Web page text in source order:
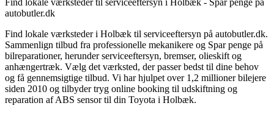
autobutler.dk
Find lokale værksteder i Holbæk til serviceeftersyn på autobutler.dk.
Sammenlign tilbud fra professionelle mekanikere og Spar penge på
bilreparationer, herunder serviceeftersyn, bremser, olieskift og
anhængertræk. Vælg det værksted, der passer bedst til dine behov
og få gennemsigtige tilbud. Vi har hjulpet over 1,2 millioner bilejere
siden 2010 og tilbyder tryg online booking til udskiftning og
reparation af ABS sensor til din Toyota i Holbæk.